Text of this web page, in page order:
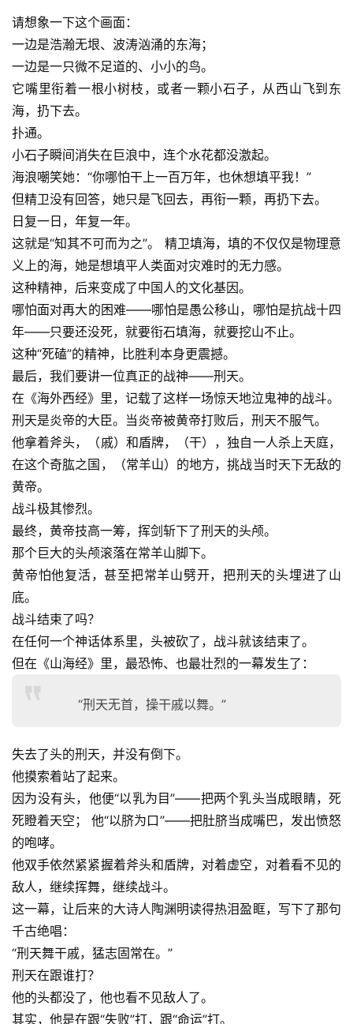
请想象一下这个画面：
一边是浩瀚无垠、波涛汹涌的东海；
一边是一只微不足道的、小小的鸟。
它嘴里衔着一根小树枝，或者一颗小石子，从西山飞到东
海，扔下去。
扑通。
小石子瞬间消失在巨浪中，连个水花都没激起。
海浪嘲笑她：“你哪怕干上一百万年，也休想填平我！”
但精卫没有回答，她只是飞回去，再衔一颗，再扔下去。
日复一日，年复一年。
这就是“知其不可而为之”。 精卫填海，填的不仅仅是物理意
义上的海，她是想填平人类面对灾难时的无力感。
这种精神，后来变成了中国人的文化基因。
哪怕面对再大的困难——哪怕是愚公移山，哪怕是抗战十四
年——只要还没死，就要衔石填海，就要挖山不止。
这种“死磕”的精神，比胜利本身更震撼。
最后，我们要讲一位真正的战神——刑天。
在《海外西经》里，记载了这样一场惊天地泣鬼神的战斗。
刑天是炎帝的大臣。当炎帝被黄帝打败后，刑天不服气。
他拿着斧头，（戚）和盾牌，（干），独自一人杀上天庭，
在这个奇肱之国，（常羊山）的地方，挑战当时天下无敌的
黄帝。
战斗极其惨烈。
最终，黄帝技高一筹，挥剑斩下了刑天的头颅。
那个巨大的头颅滚落在常羊山脚下。
黄帝怕他复活，甚至把常羊山劈开，把刑天的头埋进了山
底。
战斗结束了吗？
在任何一个神话体系里，头被砍了，战斗就该结束了。
但在《山海经》里，最恐怖、也最壮烈的一幕发生了：
“刑天无首，操干戚以舞。”
失去了头的刑天，并没有倒下。
他摸索着站了起来。
因为没有头，他便“以乳为目”——把两个乳头当成眼睛，死
死瞪着天空； 他“以脐为口”——把肚脐当成嘴巴，发出愤怒
的咆哮。
他双手依然紧紧握着斧头和盾牌，对着虚空，对着看不见的
敌人，继续挥舞，继续战斗。
这一幕，让后来的大诗人陶渊明读得热泪盈眶，写下了那句
千古绝唱：
“刑天舞干戚，猛志固常在。”
刑天在跟谁打？
他的头都没了，他也看不见敌人了。
其实，他是在跟“失败”打，跟“命运”打。